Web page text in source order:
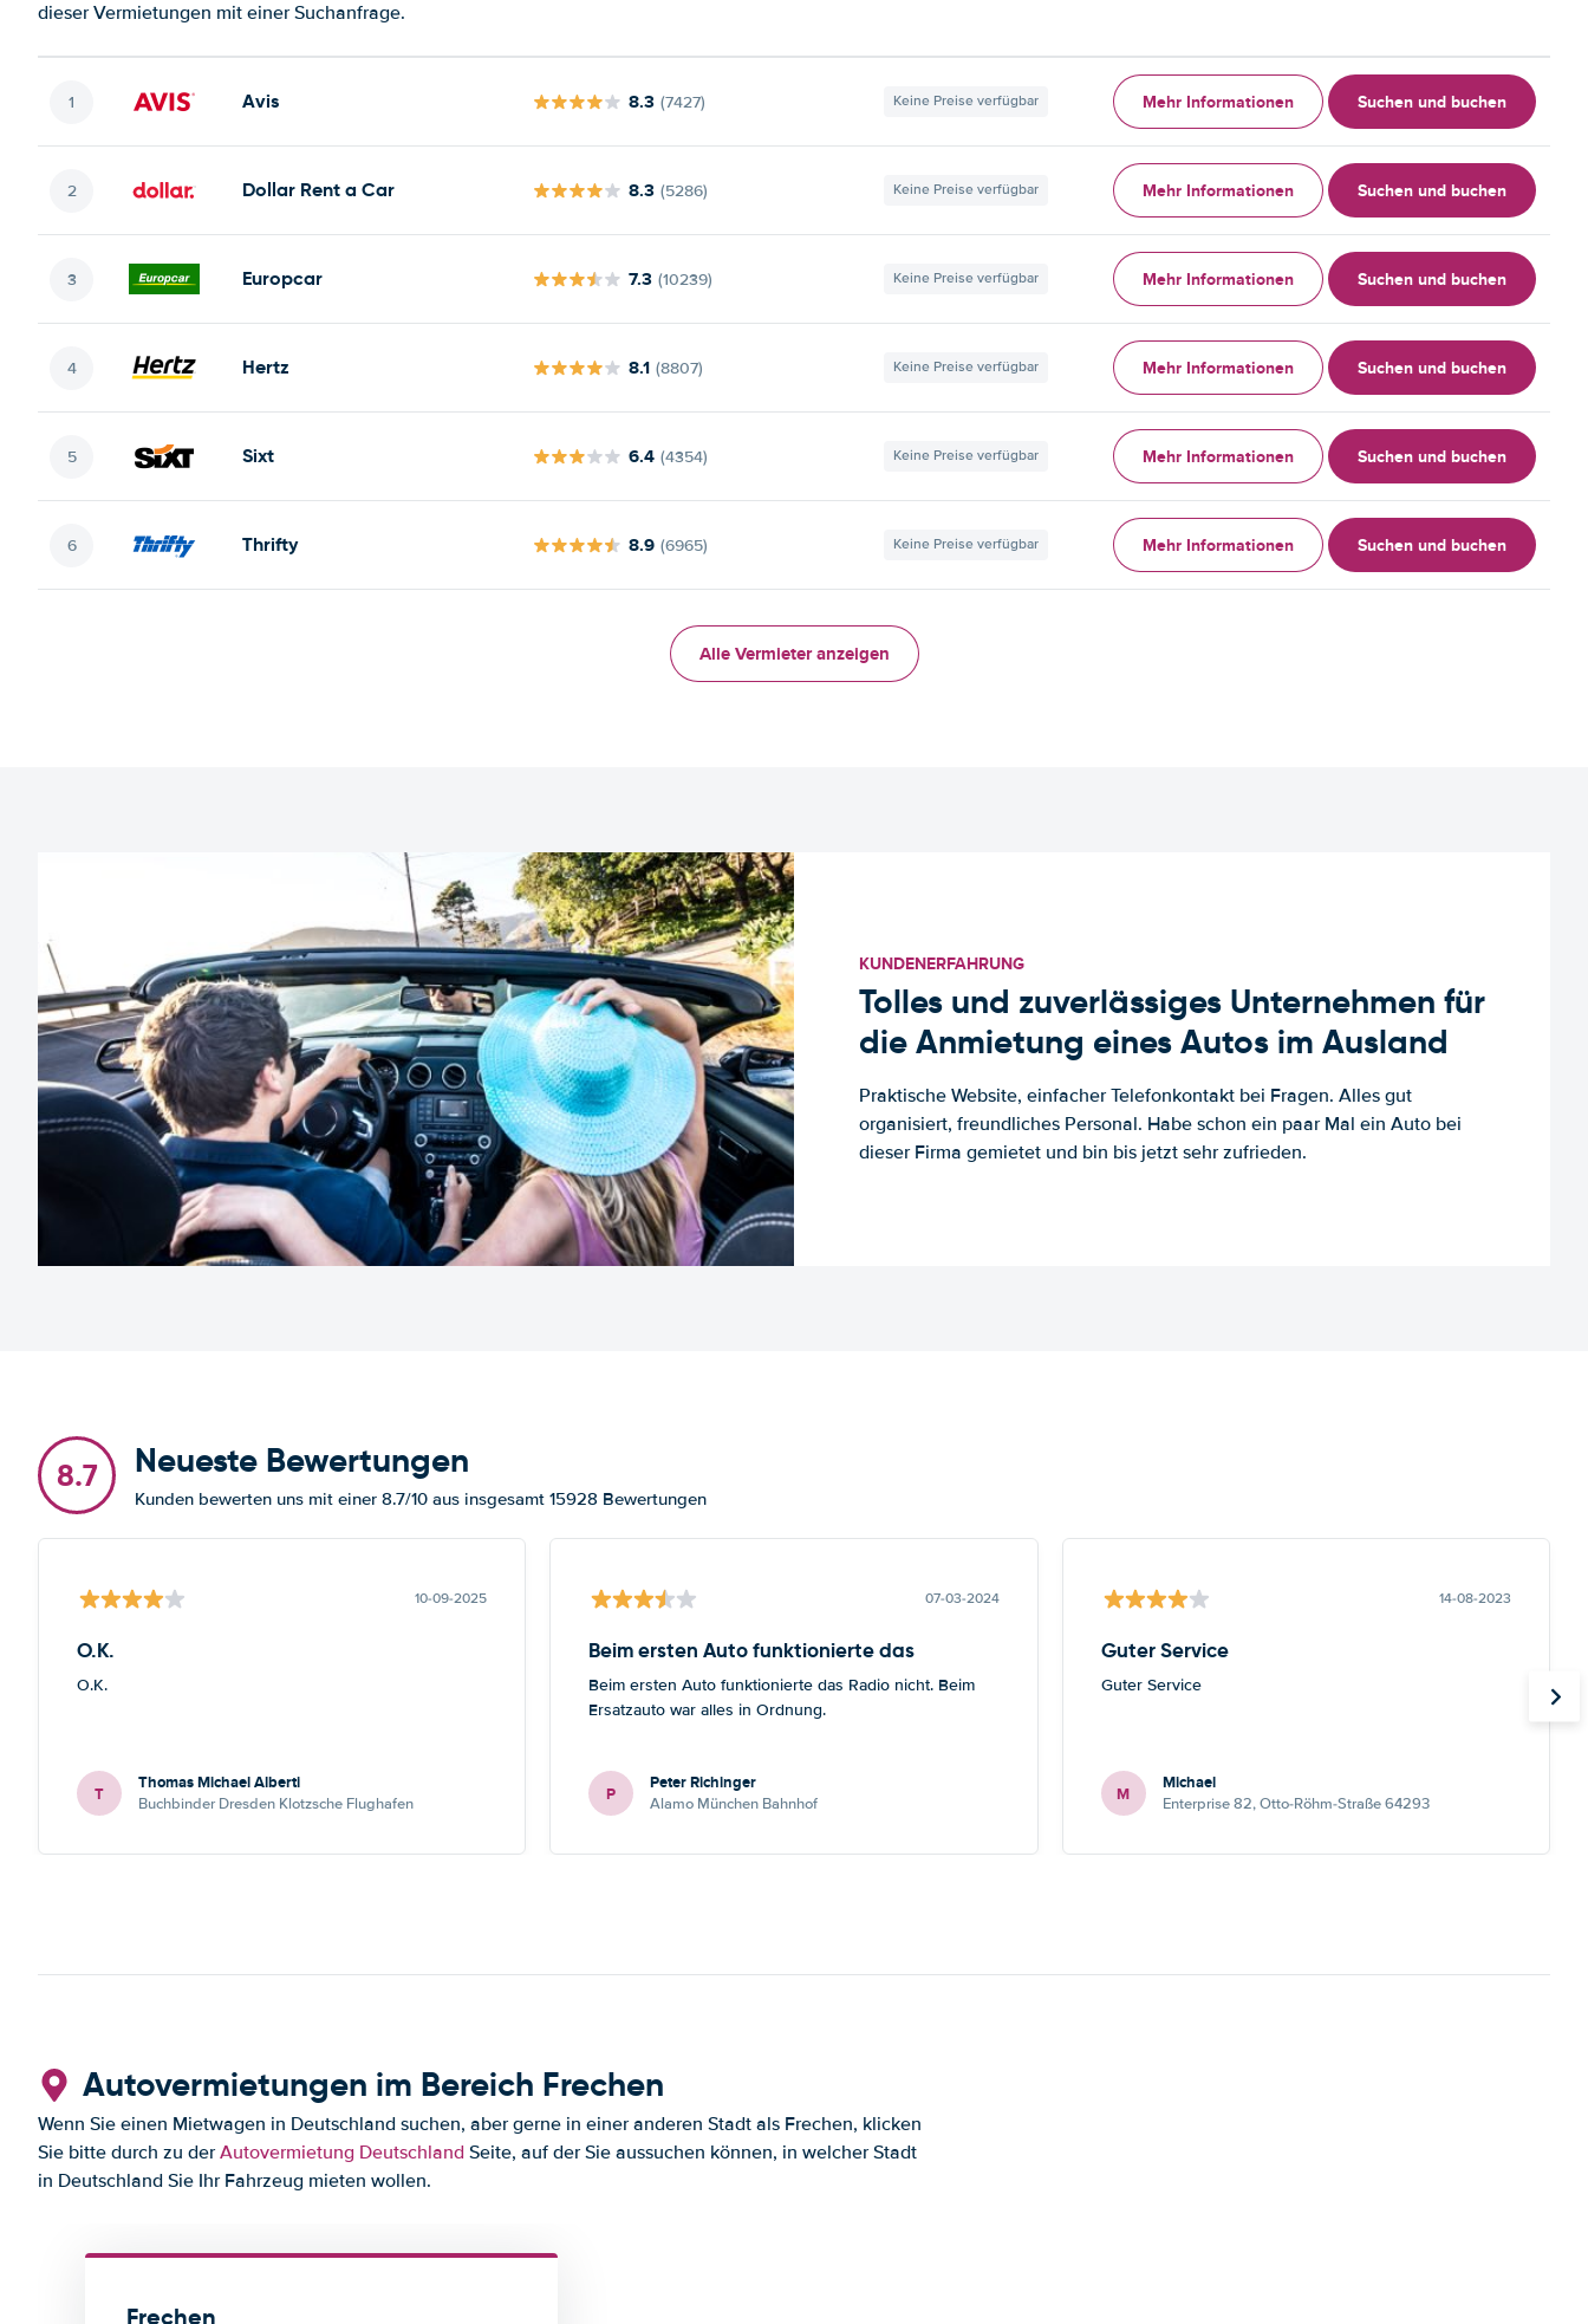
dieser Vermietungen mit einer Suchanfrage.
Avis 8.3 (7427) Keine Preise verfügbar Mehr Informationen Suchen und buchen
Dollar Rent a Car 8.3 (5286) Keine Preise verfügbar Mehr Informationen Suchen und buchen
Europcar 7.3 (10239) Keine Preise verfügbar Mehr Informationen Suchen und buchen
Hertz 8.1 (8807) Keine Preise verfügbar Mehr Informationen Suchen und buchen
Sixt 6.4 (4354) Keine Preise verfügbar Mehr Informationen Suchen und buchen
Thrifty 8.9 (6965) Keine Preise verfügbar Mehr Informationen Suchen und buchen
Alle Vermieter anzeigen
KUNDENERFAHRUNG
Tolles und zuverlässiges Unternehmen für
die Anmietung eines Autos im Ausland
Praktische Website, einfacher Telefonkontakt bei Fragen. Alles gut
organisiert, freundliches Personal. Habe schon ein paar Mal ein Auto bei
dieser Firma gemietet und bin bis jetzt sehr zufrieden.
8.7 Neueste Bewertungen
Kunden bewerten uns mit einer 8.7/10 aus insgesamt 15928 Bewertungen
10-09-2025
O.K.
O.K.
T Thomas Michael Alberti
Buchbinder Dresden Klotzsche Flughafen
07-03-2024
Beim ersten Auto funktionierte das
Beim ersten Auto funktionierte das Radio nicht. Beim
Ersatzauto war alles in Ordnung.
P Peter Richinger
Alamo München Bahnhof
14-08-2023
Guter Service
Guter Service
M Michael
Enterprise 82, Otto-Röhm-Straße 64293
Autovermietungen im Bereich Frechen
Wenn Sie einen Mietwagen in Deutschland suchen, aber gerne in einer anderen Stadt als Frechen, klicken
Sie bitte durch zu derAutovermietung Deutschland Seite, auf der Sie aussuchen können, in welcher Stadt
in Deutschland Sie Ihr Fahrzeug mieten wollen.
Frechen